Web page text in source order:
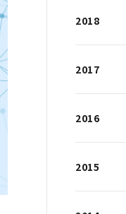
2018
2017
2016
2015